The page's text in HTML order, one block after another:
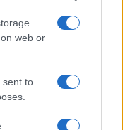
web or
sent to